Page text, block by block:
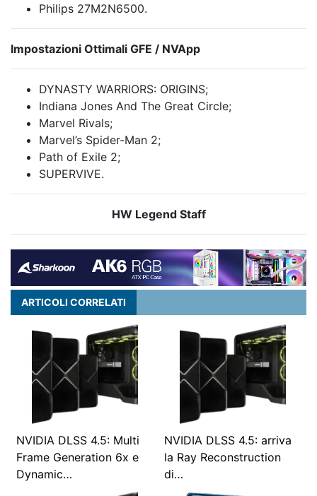
Philips 27M2N6500.
Impostazioni Ottimali GFE / NVApp
DYNASTY WARRIORS: ORIGINS;
Indiana Jones And The Great Circle;
Marvel Rivals;
Marvel’s Spider-Man 2;
Path of Exile 2;
SUPERVIVE.
HW Legend Staff
ARTICOLI CORRELATI
NVIDIA DLSS 4.5: Multi
Frame Generation 6x e
Dynamic…
NVIDIA DLSS 4.5: arriva
la Ray Reconstruction
di…